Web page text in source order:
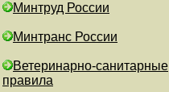
Минтруд России
Минтранс России
Ветеринарно-санитарные
правила